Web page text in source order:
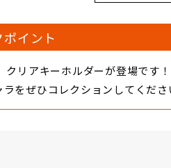
イント
リアキーホルダーが登場です
をぜひコレクションしてくださ